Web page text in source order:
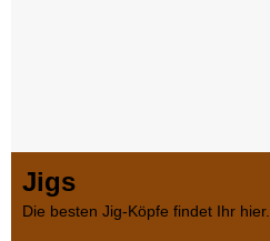
Jigs
Die besten Jig-Köpfe findet Ihr hier.